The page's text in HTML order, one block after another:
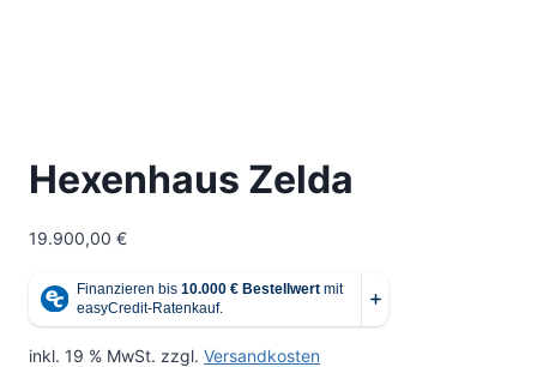
Hexenhaus Zelda
19.900,00 €
inkl. 19 % MwSt. zzgl. Versandkosten